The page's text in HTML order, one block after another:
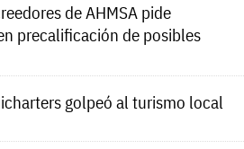
de AHMSA pide
precalificación de posibles
golpeó al turismo local